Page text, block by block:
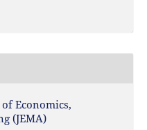
Economics,
(JEMA)